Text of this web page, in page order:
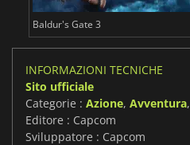
Baldur's Gate 3
INFORMAZIONI TECNICHE
Sito ufficiale
Categorie : Azione, Avventura,
Editore : Capcom
Sviluppatore : Capcom